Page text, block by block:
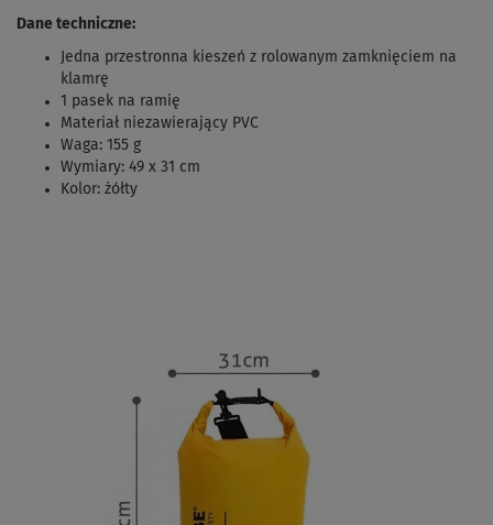
Dane techniczne:
Jedna przestronna kieszeń z rolowanym zamknięciem na
klamrę
1 pasek na ramię
Materiał niezawierający PVC
Waga: 155 g
Wymiary: 49 x 31 cm
Kolor: żółty